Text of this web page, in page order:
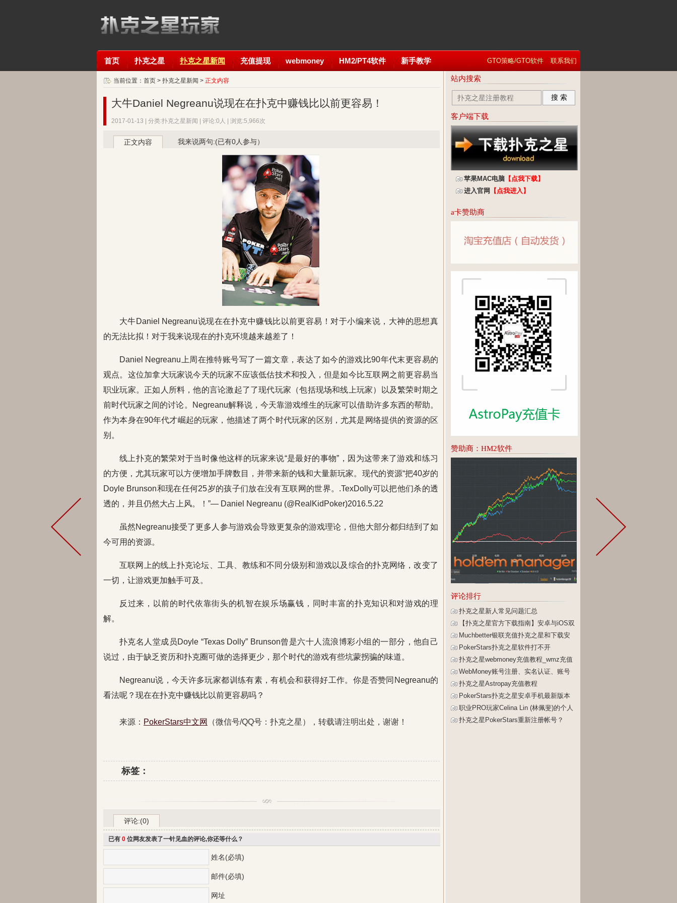
首页 扑克之星 扑克之星新闻 充值提现 webmoney HM2/PT4软件 新手教学 联系我们
GTO策略/GTO软件
当前位置： 首页 > 扑克之星新闻 > 正文内容
大牛Daniel Negreanu说现在在扑克中赚钱比以前更容易！
2017-01-13 | 分类:扑克之星新闻 | 评论:0人 | 浏览:5,966次
正文内容 我来说两句:(已有0人参与）
大牛Daniel Negreanu说现在在扑克中赚钱比以前更容易！对于小编来说，大神的思想真
的无法比拟！对于我来说现在的扑克环境越来越差了！
Daniel Negreanu上周在推特账号写了一篇文章，表达了如今的游戏比90年代末更容易的
观点。这位加拿大玩家说今天的玩家不应该低估技术和投入，但是如今比互联网之前更容易当
职业玩家。正如人所料，他的言论激起了了现代玩家（包括现场和线上玩家）以及繁荣时期之
前时代玩家之间的讨论。Negreanu解释说，今天靠游戏维生的玩家可以借助许多东西的帮助。
作为本身在90年代才崛起的玩家，他描述了两个时代玩家的区别，尤其是网络提供的资源的区
别。
线上扑克的繁荣对于当时像他这样的玩家来说“是最好的事物”，因为这带来了游戏和练习
的方便，尤其玩家可以方便增加手牌数目，并带来新的钱和大量新玩家。现代的资源“把40岁的
Doyle Brunson和现在任何25岁的孩子们放在没有互联网的世界。.TexDolly可以把他们杀的透
透的，并且仍然大占上风。！”— Daniel Negreanu (@RealKidPoker)2016.5.22
虽然Negreanu接受了更多人参与游戏会导致更复杂的游戏理论，但他大部分都归结到了如
今可用的资源。
互联网上的线上扑克论坛、工具、教练和不同分级别和游戏以及综合的扑克网络，改变了
一切，让游戏更加触手可及。
反过来，以前的时代依靠街头的机智在娱乐场赢钱，同时丰富的扑克知识和对游戏的理
解。
扑克名人堂成员Doyle “Texas Dolly” Brunson曾是六十人流浪博彩小组的一部分，他自己
说过，由于缺乏资历和扑克圈可做的选择更少，那个时代的游戏有些坑蒙拐骗的味道。
Negreanu说，今天许多玩家都训练有素，有机会和获得好工作。你是否赞同Negreanu的
看法呢？现在在扑克中赚钱比以前更容易吗？
来源： PokerStars中文网 （微信号/QQ号：扑克之星），转载请注明出处，谢谢！
标签：
评论:(0)
已有 0 位网友发表了一针见血的评论,你还等什么？
姓名(必填)
邮件(必填)
网址
站内搜索
搜 索
客户端下载
苹果MAC电脑 【点我下载】
进入官网
【点我进入】
a卡赞助商
赞助商：HM2软件
评论排行
扑克之星新人常见问题汇总
【扑克之星官方下载指南】安卓与iOS双
端安全安装教程
Muchbetter银联充值扑克之星和下载安
装攻略
PokerStars扑克之星软件打不开
扑克之星webmoney充值教程_wmz充值
提现教程
WebMoney账号注册、实名认证、账号
升级、修改限额教程
扑克之星Astropay充值教程
PokerStars扑克之星安卓手机最新版本
安装教程
职业PRO玩家Celina Lin (林佩斐)的个人
介绍
扑克之星PokerStars重新注册帐号？